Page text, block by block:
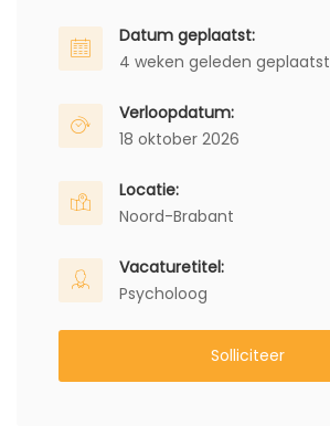
Datum geplaatst:
4 weken geleden geplaatst
Verloopdatum:
18 oktober 2026
Locatie:
Noord-Brabant
Vacaturetitel:
Psycholoog
Solliciteer